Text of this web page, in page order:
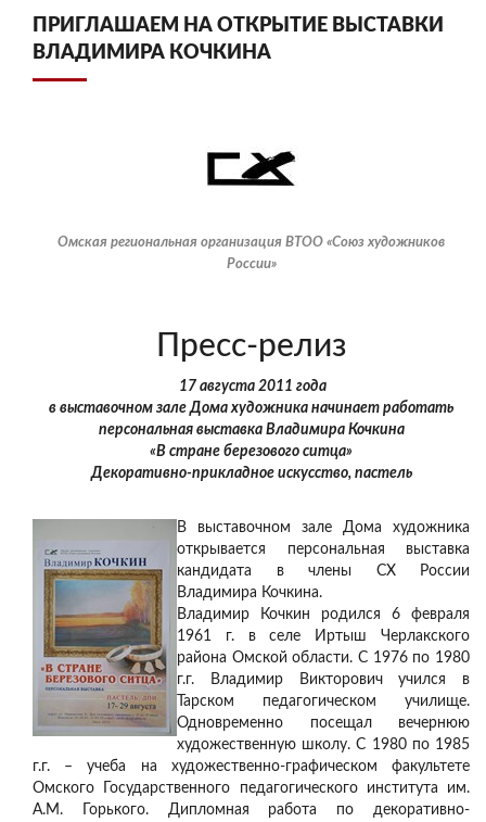
ПРИГЛАШАЕМ НА ОТКРЫТИЕ ВЫСТАВКИ
ВЛАДИМИРА КОЧКИНА
Омская региональная организация ВТОО «Союз художников
России»
Пресс-релиз
17 августа 2011 года
в выставочном зале Дома художника начинает работать
персональная выставка Владимира Кочкина
«В стране березового ситца»
Декоративно-прикладное искусство, пастель
В выставочном зале Дома художника
открывается персональная выставка
кандидата в члены СХ России
Владимира Кочкина.
Владимир Кочкин родился 6 февраля
1961 г. в селе Иртыш Черлакского
района Омской области. С 1976 по 1980
г.г. Владимир Викторович учился в
Тарском педагогическом училище.
Одновременно посещал вечернюю
художественную школу. С 1980 по 1985
г.г. – учеба на художественно-графическом факультете
Омского Государственного педагогического института им.
А.М. Горького. Дипломная работа по декоративно-